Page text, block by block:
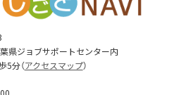
県ジョブサポートセンター内
5分（アクセスマップ）